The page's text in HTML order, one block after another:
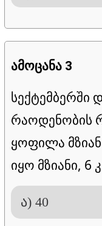
ამოცანა 3
სექტემბერში
რაოდენობის
ყოფილა
იყო მზიანი, 6
ა) 40